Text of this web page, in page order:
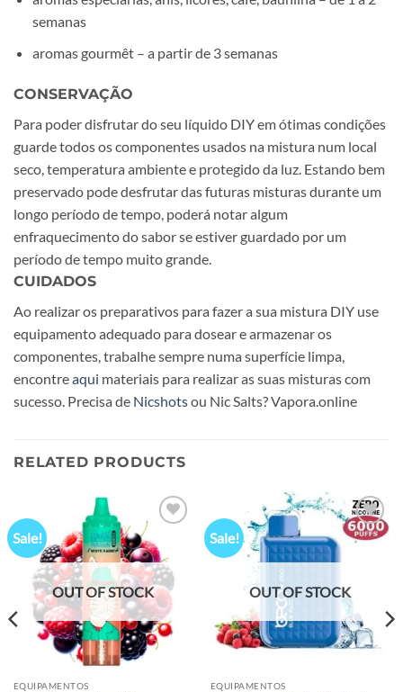
semanas
aromas gourmêt – a partir de 3 semanas
CONSERVAÇÃO
Para poder disfrutar do seu líquido DIY em ótimas condições
guarde todos os componentes usados na mistura num local
seco, temperatura ambiente e protegido da luz. Estando bem
preservado pode desfrutar das futuras misturas durante um
longo período de tempo, poderá notar algum
enfraquecimento do sabor se estiver guardado por um
período de tempo muito grande.
CUIDADOS
Ao realizar os preparativos para fazer a sua mistura DIY use
equipamento adequado para dosear e armazenar os
componentes, trabalhe sempre numa superfície limpa,
encontreaqui materiais para realizar as suas misturas com
sucesso. Precisa de Nicshotsou Nic Salts? Vapora.online
RELATED PRODUCTS
Sale!
wishlist
OUT OF STOCK
EQUIPAMENTOS
Sale!
Add to
OUT OF STOCK
EQUIPAMENTOS